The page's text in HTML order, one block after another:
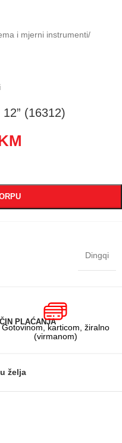
i mjerni instrumenti/
(16312)
Dingqi
PLAĆANJA
Gotovinom, karticom, žiralno
(virmanom)
želja